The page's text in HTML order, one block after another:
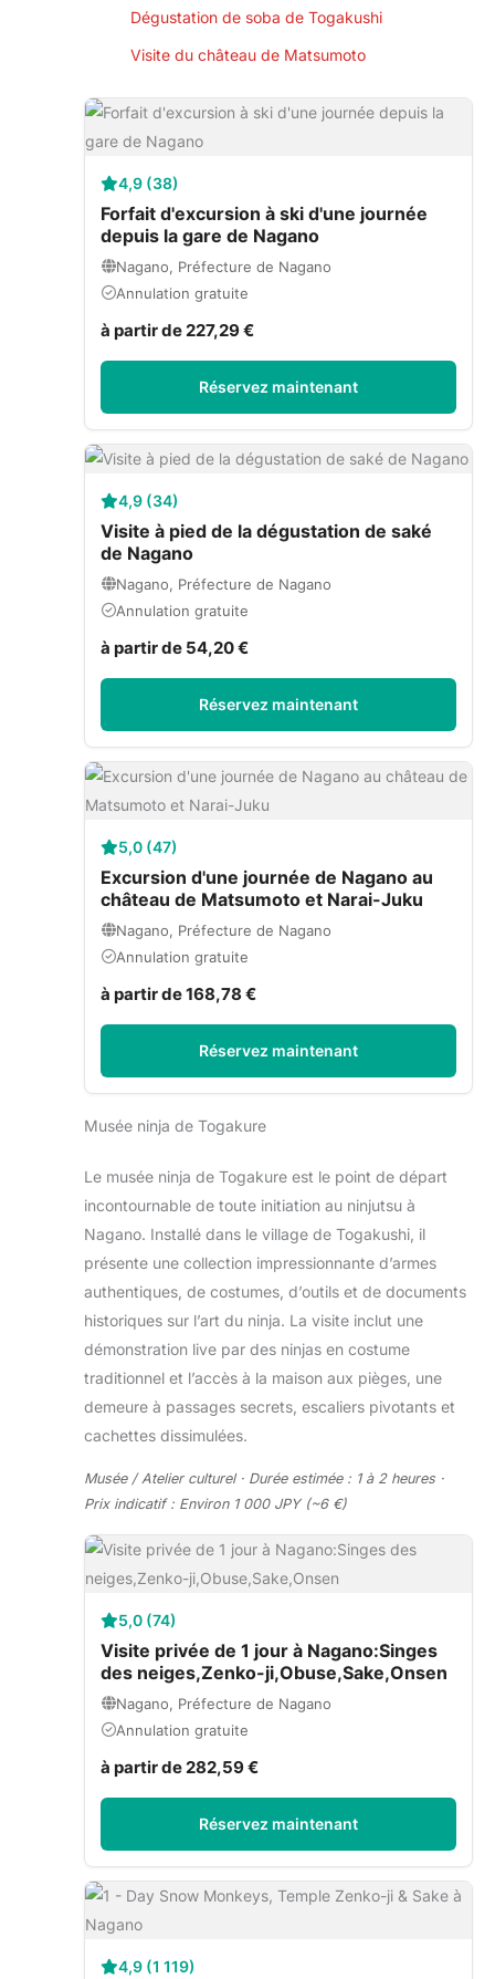
Dégustation de soba de Togakushi
Visite du château de Matsumoto
4,9 (38)
Forfait d'excursion à ski d'une journée
depuis la gare de Nagano
Nagano, Préfecture de Nagano
Annulation gratuite
à partir de 227,29 €
Réservez maintenant
4,9 (34)
Visite à pied de la dégustation de saké
de Nagano
Nagano, Préfecture de Nagano
Annulation gratuite
à partir de 54,20 €
Réservez maintenant
5,0 (47)
Excursion d'une journée de Nagano au
château de Matsumoto et Narai-Juku
Nagano, Préfecture de Nagano
Annulation gratuite
à partir de 168,78 €
Réservez maintenant
Musée ninja de Togakure
Le musée ninja de Togakure est le point de départ
incontournable de toute initiation au ninjutsu à
Nagano. Installé dans le village de Togakushi, il
présente une collection impressionnante d’armes
authentiques, de costumes, d’outils et de documents
historiques sur l’art du ninja. La visite inclut une
démonstration live par des ninjas en costume
traditionnel et l’accès à la maison aux pièges, une
demeure à passages secrets, escaliers pivotants et
cachettes dissimulées.
Musée / Atelier culturel · Durée estimée : 1 à 2 heures ·
Prix indicatif : Environ 1 000 JPY (~6 €)
5,0 (74)
Visite privée de 1 jour à Nagano:Singes
des neiges,Zenko-ji,Obuse,Sake,Onsen
Nagano, Préfecture de Nagano
Annulation gratuite
à partir de 282,59 €
Réservez maintenant
4,9 (1 119)